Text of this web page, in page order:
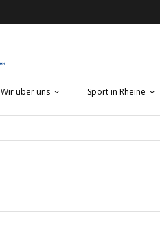
Wir über uns Sport in Rheine